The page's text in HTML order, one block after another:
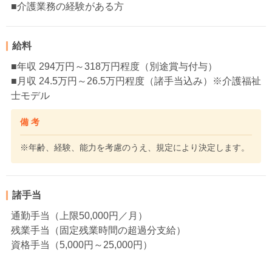
■介護業務の経験がある方
給料
■年収 294万円～318万円程度（別途賞与付与）
■月収 24.5万円～26.5万円程度（諸手当込み）※介護福祉
士モデル
備 考
※年齢、経験、能力を考慮のうえ、規定により決定します。
諸手当
通勤手当（上限50,000円／月）
残業手当（固定残業時間の超過分支給）
資格手当（5,000円～25,000円）